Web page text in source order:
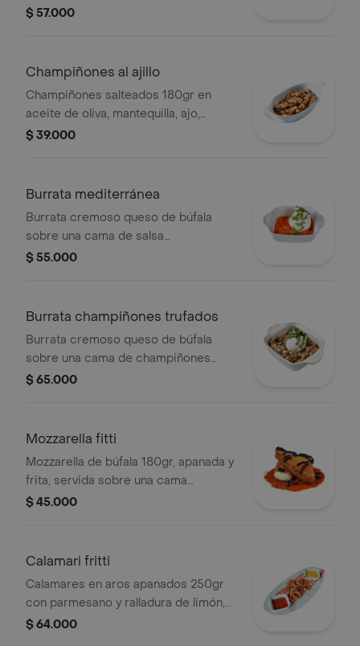
alcaparras, parmesano, aderezado
$ 57.000
Champiñones al ajillo
Champiñones salteados 180gr en
aceite de oliva, mantequilla, ajo,
perejil y un toque de vino blanco.
$ 39.000
Burrata mediterránea
Burrata cremoso queso de búfala
sobre una cama de salsa
mediterránea a base de tomates.
$ 55.000
Burrata champiñones trufados
Burrata cremoso queso de búfala
sobre una cama de champiñones
salteados con una deliciosa crema
$ 65.000
Mozzarella fitti
Mozzarella de búfala 180gr, apanada y
frita, servida sobre una cama
napolitana y pesto de albahaca,
$ 45.000
Calamari fritti
Calamares en aros apanados 250gr
con parmesano y ralladura de limón,
salsa napolitana, pepperoncini y alioli
$ 64.000